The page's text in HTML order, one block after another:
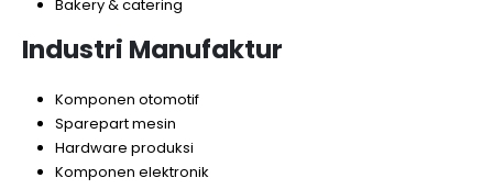
Bakery & catering
Industri Manufaktur
Komponen otomotif
Sparepart mesin
Hardware produksi
Komponen elektronik